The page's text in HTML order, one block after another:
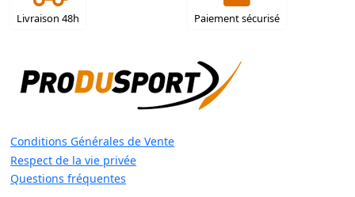
Livraison 48h Paiement sécurisé
Conditions Générales de Vente
Respect de la vie privée
Questions fréquentes